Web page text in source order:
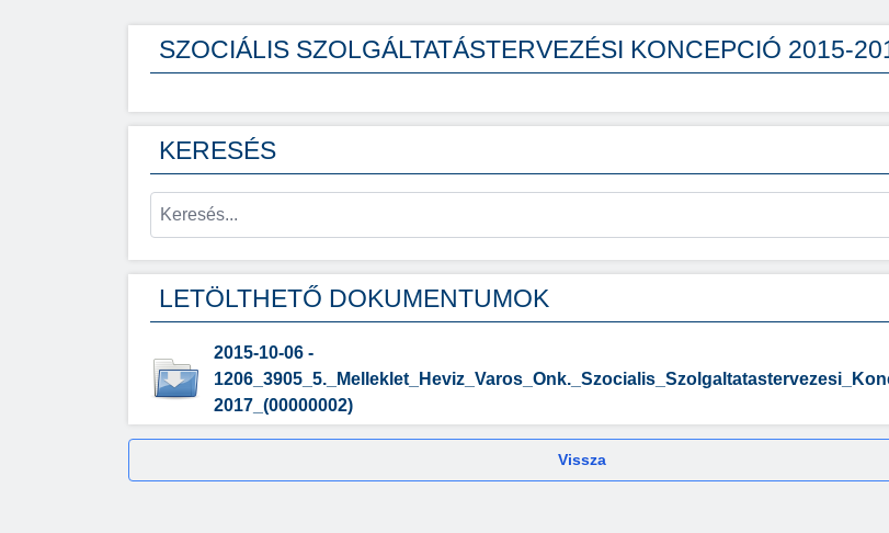
SZOCIÁLIS SZOLGÁLTATÁSTERVEZÉSI KONCEPCIÓ 2015-
KERESÉS
LETÖLTHETŐ DOKUMENTUMOK
2015-10-06 -
2017_(00000002)
Vissza